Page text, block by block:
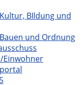
BIldung und
und Ordnung
Einwohner